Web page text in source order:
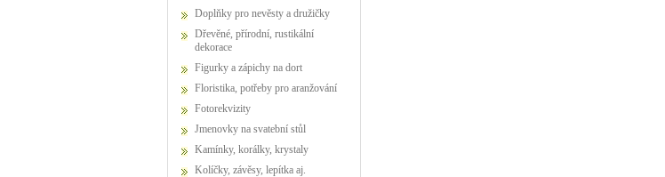
Doplňky pro nevěsty a družičky
Dřevěné, přírodní, rustikální
dekorace
Figurky a zápichy na dort
Floristika, potřeby pro aranžování
Fotorekvizity
Jmenovky na svatební stůl
Kamínky, korálky, krystaly
Kolíčky, závěsy, lepítka aj.